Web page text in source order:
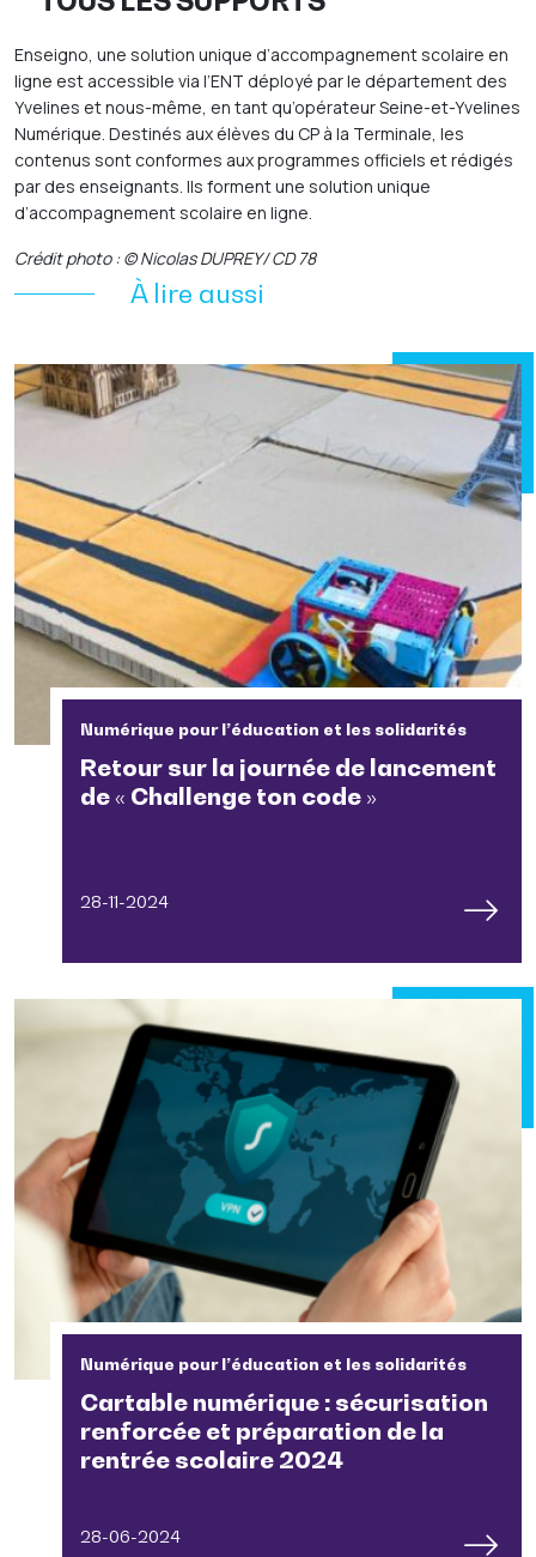
Enseigno, une solution unique d’accompagnement scolaire en
ligne est accessible via l’ENT déployé par le département des
Yvelines et nous-même, en tant qu’opérateur Seine-et-Yvelines
Numérique. Destinés aux élèves du CP à la Terminale, les
contenus sont conformes aux programmes officiels et rédigés
par des enseignants. Ils forment une solution unique
d’accompagnement scolaire en ligne.
Crédit photo : © Nicolas DUPREY/ CD 78
À lire aussi
Numérique pour l’éducation et les solidarités
Retour sur la journée de lancement
de « Challenge ton code »
28-11-2024
Numérique pour l’éducation et les solidarités
Cartable numérique : sécurisation
renforcée et préparation de la
rentrée scolaire 2024
28-06-2024